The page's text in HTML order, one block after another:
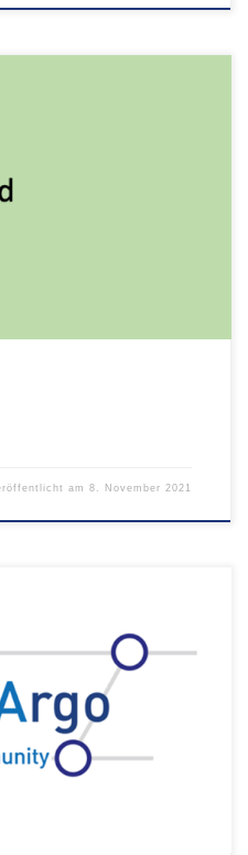
am8. November 2021
16:00 Uhr – 17:30